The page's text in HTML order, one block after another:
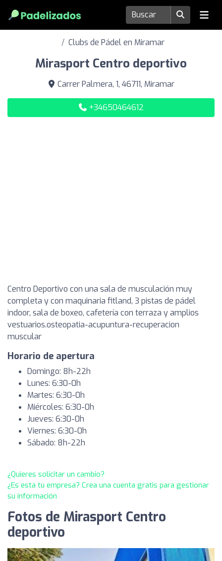
Clubs de Pádel en Miramar
Mirasport Centro deportivo
Carrer Palmera, 1, 46711, Miramar
+34650464612
Centro Deportivo con una sala de musculación muy
completa y con maquinaria fitland, 3 pistas de pádel
indoor, sala de boxeo, cafetería con terraza y amplios
vestuarios.osteopatia-acupuntura-recuperacion
muscular
Horario de apertura
Domingo: 8h-22h
Lunes: 6:30-0h
Martes: 6:30-0h
Miércoles: 6:30-0h
Jueves: 6:30-0h
Viernes: 6:30-0h
Sábado: 8h-22h
¿Quieres solicitar un cambio?
¿Es esta tu empresa? Crea una cuenta gratis para gestionar
su información
Fotos de Mirasport Centro
deportivo